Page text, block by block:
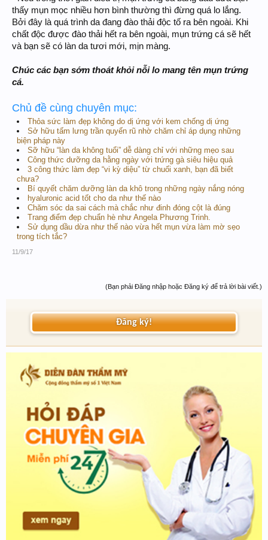
thấy mụn mọc nhiều hơn bình thường thì đừng quá lo lắng.
Bởi đây là quá trình da đang đào thải độc tố ra bên ngoài. Khi
chất độc được đào thải hết ra bên ngoài, mụn trứng cá sẽ hết
và bạn sẽ có làn da tươi mới, mịn màng.
Chúc các bạn sớm thoát khỏi nỗi lo mang tên mụn trứng
cá.
Chủ đề cùng chuyên mục:
Thỏa sức làm đẹp không do dị ứng với kem chống dị ứng
Sở hữu tấm lưng trần quyến rũ nhờ chăm chỉ áp dụng những
biện pháp này
Sỡ hữu “làn da không tuổi” dễ dàng chỉ với những mẹo sau
Công thức dưỡng da hằng ngày với trứng gà siêu hiệu quả
3 công thức làm đẹp “vi kỳ diệu” từ chuối xanh, bạn đã biết
chưa?
Bí quyết chăm dưỡng làn da khô trong những ngày nắng nóng
hyaluronic acid tốt cho da như thế nào
Chăm sóc da sai cách mà chắc như đinh đóng cột là đúng
Trang điểm đẹp chuẩn hè như Angela Phương Trinh.
Sử dụng dầu dừa như thế nào vừa hết mụn vừa làm mờ sẹo
trong tích tắc?
11/9/17
(Bạn phải Đăng nhập hoặc Đăng ký để trả lời bài viết.)
Đăng ký!